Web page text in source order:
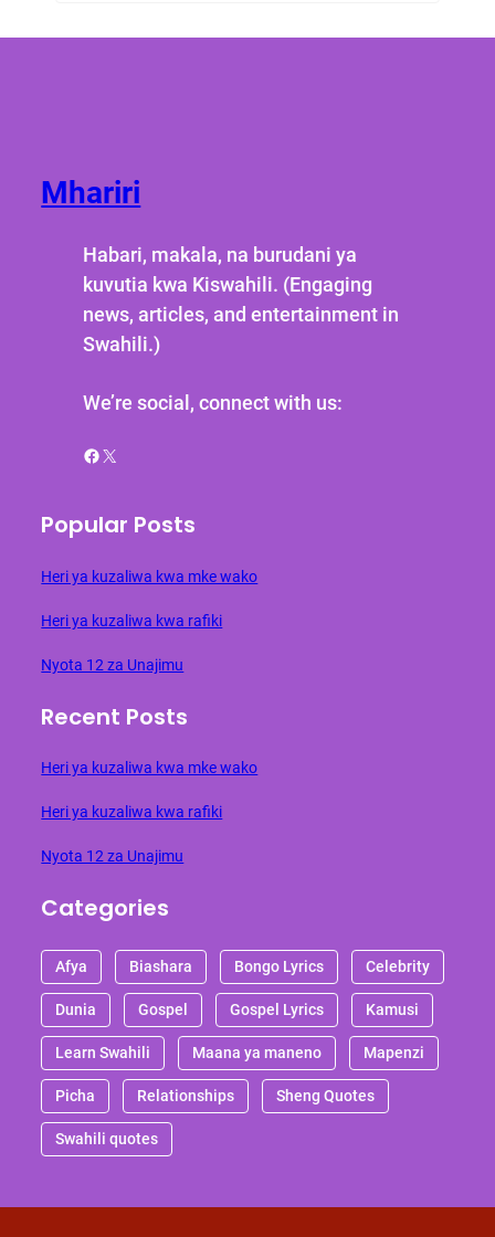
Mhariri
Habari, makala, na burudani ya
kuvutia kwa Kiswahili. (Engaging
news, articles, and entertainment in
Swahili.)
We’re social, connect with us:
Facebook X
Popular Posts
Heri ya kuzaliwa kwa mke wako
Heri ya kuzaliwa kwa rafiki
Nyota 12 za Unajimu
Recent Posts
Heri ya kuzaliwa kwa mke wako
Heri ya kuzaliwa kwa rafiki
Nyota 12 za Unajimu
Categories
Afya Biashara Bongo Lyrics Celebrity
Dunia Gospel Gospel Lyrics Kamusi
Learn Swahili Maana ya maneno Mapenzi
Picha Relationships Sheng Quotes
Swahili quotes